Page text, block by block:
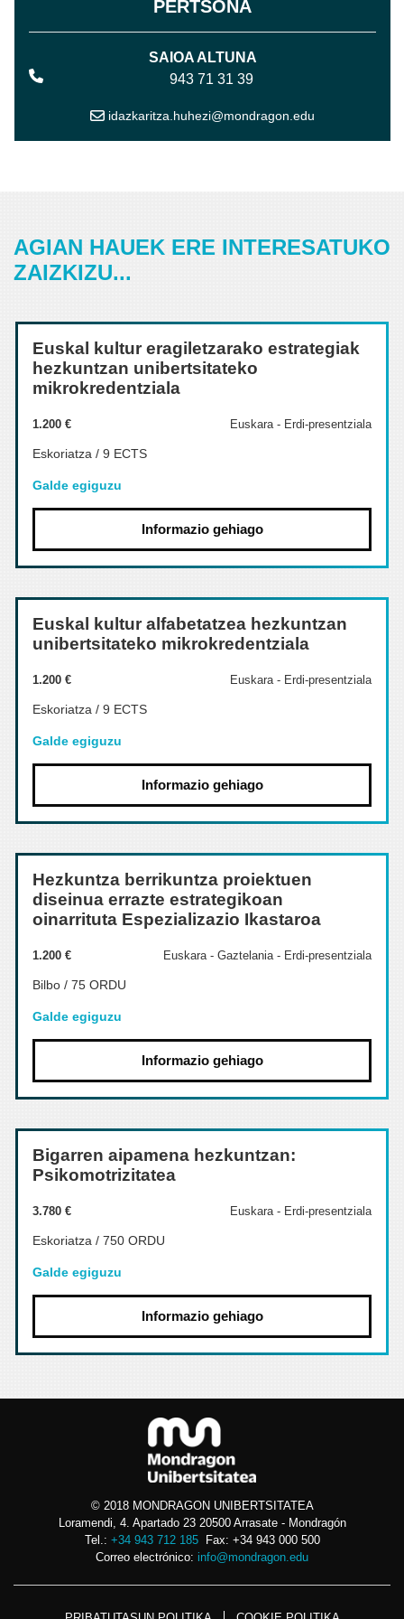
PERTSONA
SAIOA ALTUNA
943 71 31 39
idazkaritza.huhezi@mondragon.edu
AGIAN HAUEK ERE INTERESATUKO
ZAIZKIZU...
Euskal kultur eragiletzarako estrategiak
hezkuntzan unibertsitateko
mikrokredentziala
1.200 € Euskara - Erdi-presentziala
Eskoriatza / 9 ECTS
Galde egiguzu
Informazio gehiago
Euskal kultur alfabetatzea hezkuntzan
unibertsitateko mikrokredentziala
1.200 € Euskara - Erdi-presentziala
Eskoriatza / 9 ECTS
Galde egiguzu
Informazio gehiago
Hezkuntza berrikuntza proiektuen
diseinua errazte estrategikoan
oinarrituta Espezializazio Ikastaroa
1.200 € Euskara - Gaztelania - Erdi-presentziala
Bilbo / 75 ORDU
Galde egiguzu
Informazio gehiago
Bigarren aipamena hezkuntzan:
Psikomotrizitatea
3.780 € Euskara - Erdi-presentziala
Eskoriatza / 750 ORDU
Galde egiguzu
Informazio gehiago
© 2018 MONDRAGON UNIBERTSITATEA
Loramendi, 4. Apartado 23 20500 Arrasate - Mondragón
Tel.: +34 943 712 185Fax: +34 943 000 500
Correo electrónico: info@mondragon.edu